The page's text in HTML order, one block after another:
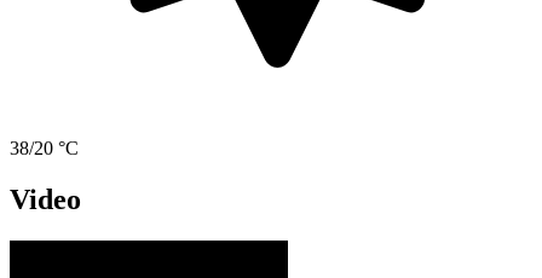
38/20 °C
Video